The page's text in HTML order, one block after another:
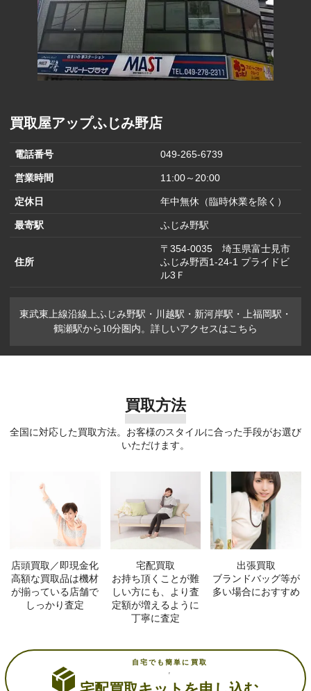
買取屋アップふじみ野店
電話番号 049-265-6739
営業時間 11:00～20:00
定休日 年中無休（臨時休業を除く）
最寄駅 ふじみ野駅
住所
〒354-0035 埼玉県富士見市
ふじみ野西1-24-1 プライドビ
ル3Ｆ
東武東上線沿線上ふじみ野駅・川越駅・新河岸駅・上福岡駅・
鶴瀬駅から10分圏内。詳しいアクセスはこちら
買取方法
全国に対応した買取方法。お客様のスタイルに合った手段がお選び
いただけます。
店頭買取／即現金化
高額な買取品は機材
が揃っている店舗で
しっかり査定
宅配買取
お持ち頂くことが難
しい方にも、より査
定額が増えるように
丁寧に査定
出張買取
ブランドバッグ等が
多い場合におすすめ
自宅でも簡単に買取